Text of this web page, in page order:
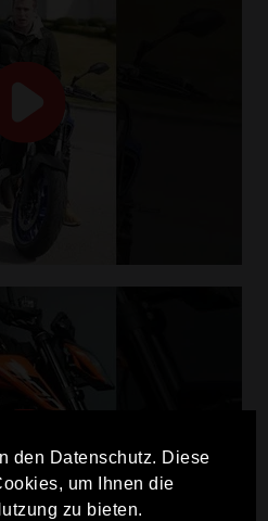
den Datenschutz. Diese
um Ihnen die
zu bieten.